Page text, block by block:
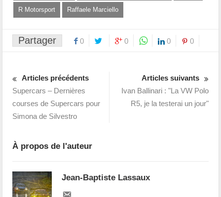
R Motorsport Raffaele Marciello
Partager 0 0 0 0
Articles précédents
Supercars – Dernières
courses de Supercars pour
Simona de Silvestro
Articles suivants
Ivan Ballinari : "La VW Polo
R5, je la testerai un jour"
À propos de l'auteur
Jean-Baptiste Lassaux